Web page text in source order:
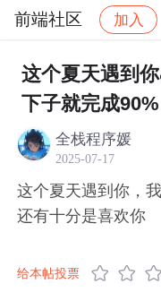
前端社区 加入
社区 前端社区
这个夏天遇到
下子就完成
全栈程序媛
2025-07-17
这个夏天遇到你，
还有十分是喜欢你
给本帖投票